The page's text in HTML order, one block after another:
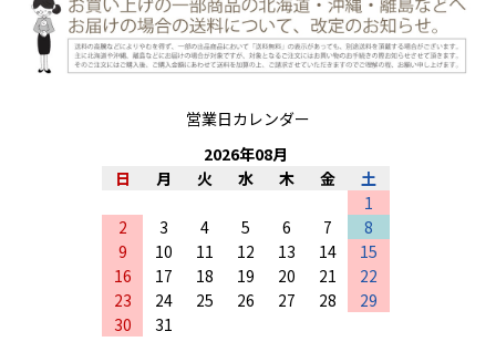
営業日カレンダー
2026年08月
日
月 火 水 木 金
土
1
2
3 4 5 6 7
8
9
10 11 12 13 14
15
16
17 18 19 20 21
22
23
24 25 26 27 28
29
30
31